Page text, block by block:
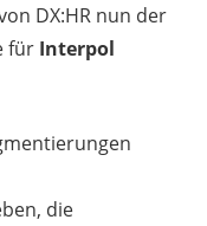
DX:HR nun der
für Interpol
die